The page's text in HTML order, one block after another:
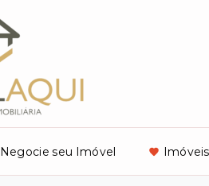
Negocie seu Imóvel